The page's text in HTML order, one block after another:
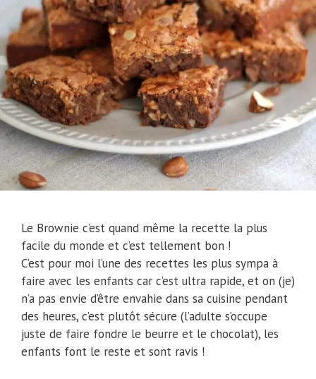
Le Brownie c’est quand même la recette la plus
facile du monde et c’est tellement bon !
C’est pour moi l’une des recettes les plus sympa à
faire avec les enfants car c’est ultra rapide, et on (je)
n’a pas envie d’être envahie dans sa cuisine pendant
des heures, c’est plutôt sécure (l’adulte s’occupe
juste de faire fondre le beurre et le chocolat), les
enfants font le reste et sont ravis !